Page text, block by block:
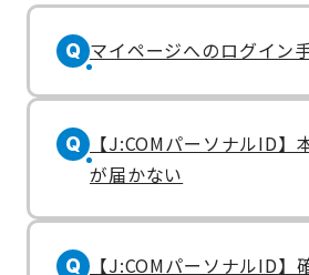
Q マイページへのログイン
Q
【J:COMパーソナルID】
が届かない
Q
【J:COMパーソナルID】